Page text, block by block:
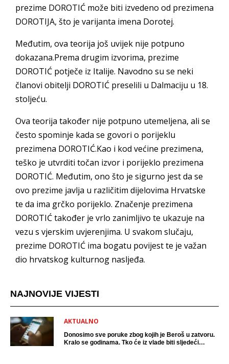
prezime DOROTIĆ može biti izvedeno od prezimena
DOROTIJA, što je varijanta imena Dorotej.
Međutim, ova teorija još uvijek nije potpuno
dokazana.Prema drugim izvorima, prezime
DOROTIĆ potječe iz Italije. Navodno su se neki
članovi obitelji DOROTIĆ preselili u Dalmaciju u 18.
stoljeću.
Ova teorija također nije potpuno utemeljena, ali se
često spominje kada se govori o porijeklu
prezimena DOROTIĆ.Kao i kod većine prezimena,
teško je utvrditi točan izvor i porijeklo prezimena
DOROTIĆ. Međutim, ono što je sigurno jest da se
ovo prezime javlja u različitim dijelovima Hrvatske
te da ima grčko porijeklo. Značenje prezimena
DOROTIĆ također je vrlo zanimljivo te ukazuje na
vezu s vjerskim uvjerenjima. U svakom slučaju,
prezime DOROTIĆ ima bogatu povijest te je važan
dio hrvatskog kulturnog nasljeđa.
NAJNOVIJE VIJESTI
AKTUALNO
Donosimo sve poruke zbog kojih je Beroš u zatvoru.
Kralo se godinama. Tko će iz vlade biti sljedeći